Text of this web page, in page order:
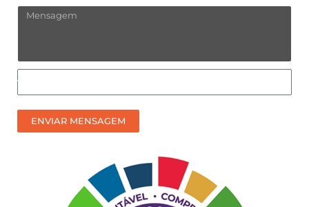
Mensagem
Como
prefere
receber
nosso
ENVIAR MENSAGEM